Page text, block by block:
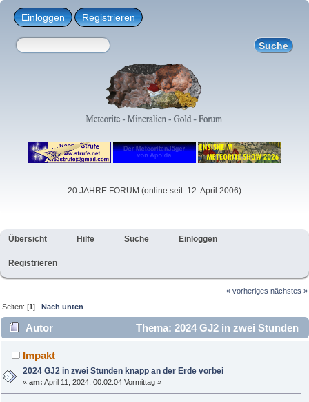
Einloggen Registrieren
20 JAHRE FORUM (online seit: 12. April 2006)
Übersicht Hilfe Suche Einloggen
Registrieren
« vorheriges nächstes »
Seiten: [1]Nach unten
Autor
Thema: 2024 GJ2 in zwei Stunden
knapp an der Erde vorbei (Gelesen 3510 mal)
Impakt
2024 GJ2 in zwei Stunden knapp an der Erde vorbei
«am: April 11, 2024, 00:02:04 Vormittag »